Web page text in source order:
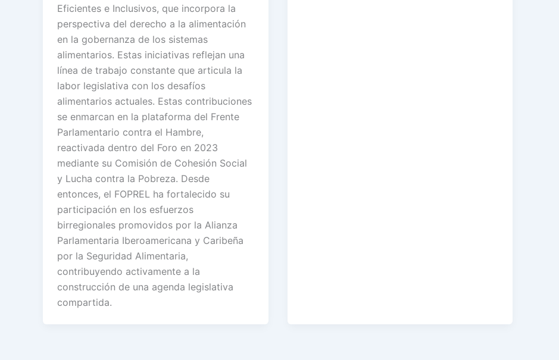
Eficientes e Inclusivos, que incorpora la
perspectiva del derecho a la alimentación
en la gobernanza de los sistemas
alimentarios. Estas iniciativas reflejan una
línea de trabajo constante que articula la
labor legislativa con los desafíos
alimentarios actuales. Estas contribuciones
se enmarcan en la plataforma del Frente
Parlamentario contra el Hambre,
reactivada dentro del Foro en 2023
mediante su Comisión de Cohesión Social
y Lucha contra la Pobreza. Desde
entonces, el FOPREL ha fortalecido su
participación en los esfuerzos
birregionales promovidos por la Alianza
Parlamentaria Iberoamericana y Caribeña
por la Seguridad Alimentaria,
contribuyendo activamente a la
construcción de una agenda legislativa
compartida.